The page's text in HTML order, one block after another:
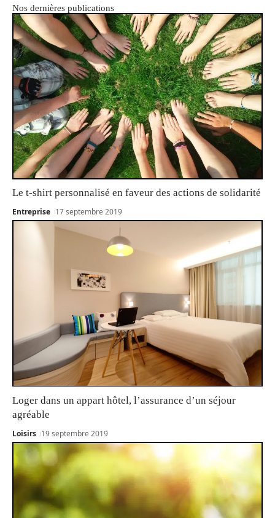
Nos dernières publications
Le t-shirt personnalisé en faveur des actions de solidarité
Entreprise 17 septembre 2019
Loger dans un appart hôtel, l’assurance d’un séjour
agréable
Loisirs 19 septembre 2019